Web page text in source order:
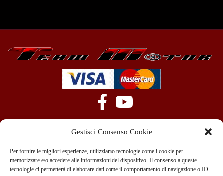
Gestisci Consenso Cookie
Per fornire le migliori esperienze, utilizziamo tecnologie come i cookie per
memorizzare e/o accedere alle informazioni del dispositivo. Il consenso a queste
tecnologie ci permetterà di elaborare dati come il comportamento di navigazione o ID